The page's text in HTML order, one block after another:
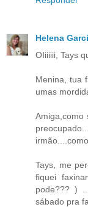
Helena
OIiiiiii, Tays
Menina, tua
umas
Amiga,como
Tays, me
fiquei
pode??? )
sábado pra